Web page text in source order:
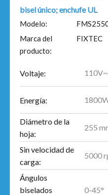
bisel único; enchufe UL
Modelo:
Marca del
producto:
FIXTEC
Voltaje:
Energía:
Diámetro de la
hoja:
255
Sin velocidad de
carga:
5000
Ángulos
biselados
0-45°